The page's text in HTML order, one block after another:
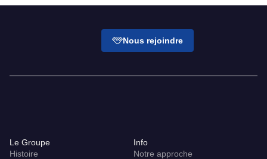
Nous rejoindre
Le Groupe
Histoire
Info
Notre approche